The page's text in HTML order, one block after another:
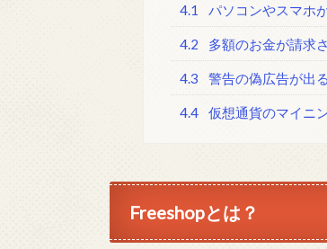
4.1 パソコンやスマホ
4.2 多額のお金が請求
4.3 警告の偽広告が出る
4.4 仮想通貨のマイニ
Freeshopとは？